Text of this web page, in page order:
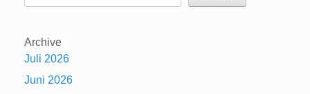
Archive
Juli 2026
Juni 2026